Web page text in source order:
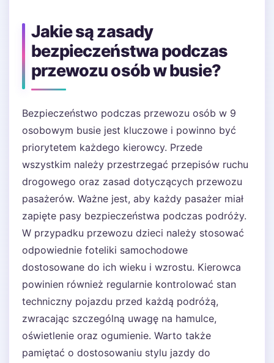
Jakie są zasady
bezpieczeństwa podczas
przewozu osób w busie?
Bezpieczeństwo podczas przewozu osób w 9
osobowym busie jest kluczowe i powinno być
priorytetem każdego kierowcy. Przede
wszystkim należy przestrzegać przepisów ruchu
drogowego oraz zasad dotyczących przewozu
pasażerów. Ważne jest, aby każdy pasażer miał
zapięte pasy bezpieczeństwa podczas podróży.
W przypadku przewozu dzieci należy stosować
odpowiednie foteliki samochodowe
dostosowane do ich wieku i wzrostu. Kierowca
powinien również regularnie kontrolować stan
techniczny pojazdu przed każdą podróżą,
zwracając szczególną uwagę na hamulce,
oświetlenie oraz ogumienie. Warto także
pamiętać o dostosowaniu stylu jazdy do